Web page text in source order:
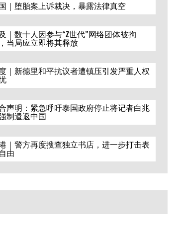
｜堕胎案上诉裁决，暴露法律真空
｜数十人因参与“Z世代”网络团体被拘
当局应立即将其释放
｜新德里和平抗议者遭镇压引发严重人权
声明：紧急呼吁泰国政府停止将记者白兆
制遣返中国
｜警方再度搜查独立书店，进一步打击表
由